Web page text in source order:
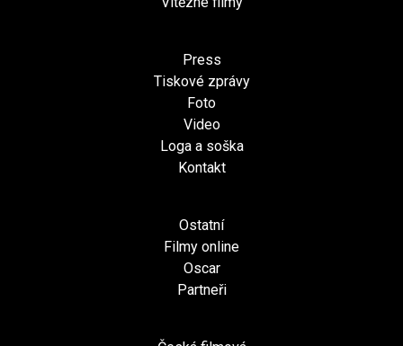
Press
Tiskové zprávy
Foto
Video
Loga a soška
Kontakt
Ostatní
Filmy online
Oscar
Partneři